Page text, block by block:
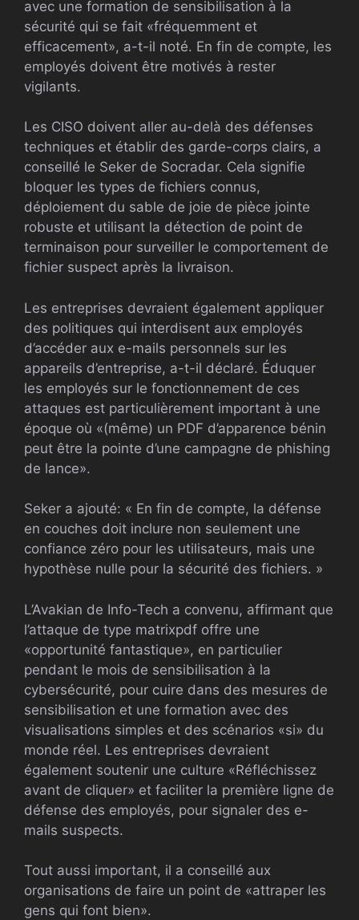
avec une formation de sensibilisation à la
sécurité qui se fait «fréquemment et
efficacement», a-t-il noté. En fin de compte, les
employés doivent être motivés à rester
vigilants.
Les CISO doivent aller au-delà des défenses
techniques et établir des garde-corps clairs, a
conseillé le Seker de Socradar. Cela signifie
bloquer les types de fichiers connus,
déploiement du sable de joie de pièce jointe
robuste et utilisant la détection de point de
terminaison pour surveiller le comportement de
fichier suspect après la livraison.
Les entreprises devraient également appliquer
des politiques qui interdisent aux employés
d’accéder aux e-mails personnels sur les
appareils d’entreprise, a-t-il déclaré. Éduquer
les employés sur le fonctionnement de ces
attaques est particulièrement important à une
époque où «(même) un PDF d’apparence bénin
peut être la pointe d’une campagne de phishing
de lance».
Seker a ajouté: « En fin de compte, la défense
en couches doit inclure non seulement une
confiance zéro pour les utilisateurs, mais une
hypothèse nulle pour la sécurité des fichiers. »
L’Avakian de Info-Tech a convenu, affirmant que
l’attaque de type matrixpdf offre une
«opportunité fantastique», en particulier
pendant le mois de sensibilisation à la
cybersécurité, pour cuire dans des mesures de
sensibilisation et une formation avec des
visualisations simples et des scénarios «si» du
monde réel. Les entreprises devraient
également soutenir une culture «Réfléchissez
avant de cliquer» et faciliter la première ligne de
défense des employés, pour signaler des e-
mails suspects.
Tout aussi important, il a conseillé aux
organisations de faire un point de «attraper les
gens qui font bien».